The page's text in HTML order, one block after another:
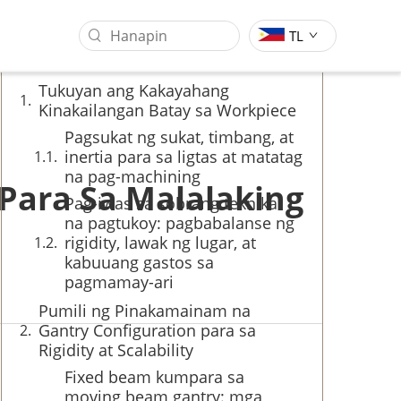
Sentro Ng Pagsasangkot Ng
Gantry
Industriya Ng Pagproseso Ng
Molds
TL
Sa Malalaking
Talaan ng mga Nilalaman
Tukuyan ang Kakayahang
Kinakailangan Batay sa Workpiece
Pagsukat ng sukat, timbang, at
inertia para sa ligtas at matatag
na pag-machining
Pag-iwas sa sobrang teknikal
na pagtukoy: pagbabalanse ng
rigidity, lawak ng lugar, at
kabuuang gastos sa
pagmamay-ari
Pumili ng Pinakamainam na
Gantry Configuration para sa
Rigidity at Scalability
Fixed beam kumpara sa
moving beam gantry: mga